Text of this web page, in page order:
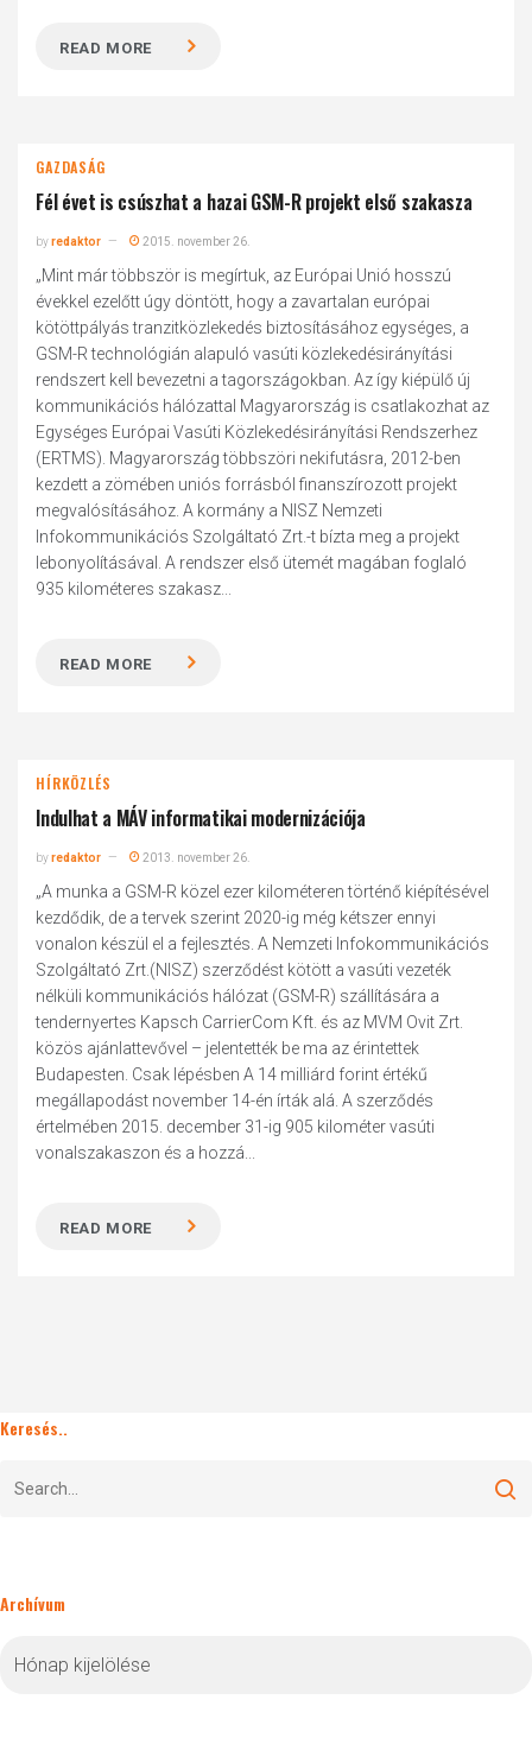
READ MORE
GAZDASÁG
Fél évet is csúszhat a hazai GSM-R projekt első szakasza
byredaktor 2015. november 26.
„Mint már többször is megírtuk, az Európai Unió hosszú
évekkel ezelőtt úgy döntött, hogy a zavartalan európai
kötöttpályás tranzitközlekedés biztosításához egységes, a
GSM-R technológián alapuló vasúti közlekedésirányítási
rendszert kell bevezetni a tagországokban. Az így kiépülő új
kommunikációs hálózattal Magyarország is csatlakozhat az
Egységes Európai Vasúti Közlekedésirányítási Rendszerhez
(ERTMS). Magyarország többszöri nekifutásra, 2012-ben
kezdett a zömében uniós forrásból finanszírozott projekt
megvalósításához. A kormány a NISZ Nemzeti
Infokommunikációs Szolgáltató Zrt.-t bízta meg a projekt
lebonyolításával. A rendszer első ütemét magában foglaló
935 kilométeres szakasz...
READ MORE
HÍRKÖZLÉS
Indulhat a MÁV informatikai modernizációja
byredaktor 2013. november 26.
„A munka a GSM-R közel ezer kilométeren történő kiépítésével
kezdődik, de a tervek szerint 2020-ig még kétszer ennyi
vonalon készül el a fejlesztés. A Nemzeti Infokommunikációs
Szolgáltató Zrt.(NISZ) szerződést kötött a vasúti vezeték
nélküli kommunikációs hálózat (GSM-R) szállítására a
tendernyertes Kapsch CarrierCom Kft. és az MVM Ovit Zrt.
közös ajánlattevővel – jelentették be ma az érintettek
Budapesten. Csak lépésben A 14 milliárd forint értékű
megállapodást november 14-én írták alá. A szerződés
értelmében 2015. december 31-ig 905 kilométer vasúti
vonalszakaszon és a hozzá...
READ MORE
Keresés..
Archívum